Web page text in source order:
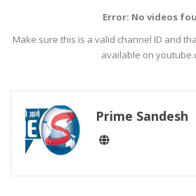
Error: No videos
Make sure this is a valid channel ID and
available on
Prime Sandesh